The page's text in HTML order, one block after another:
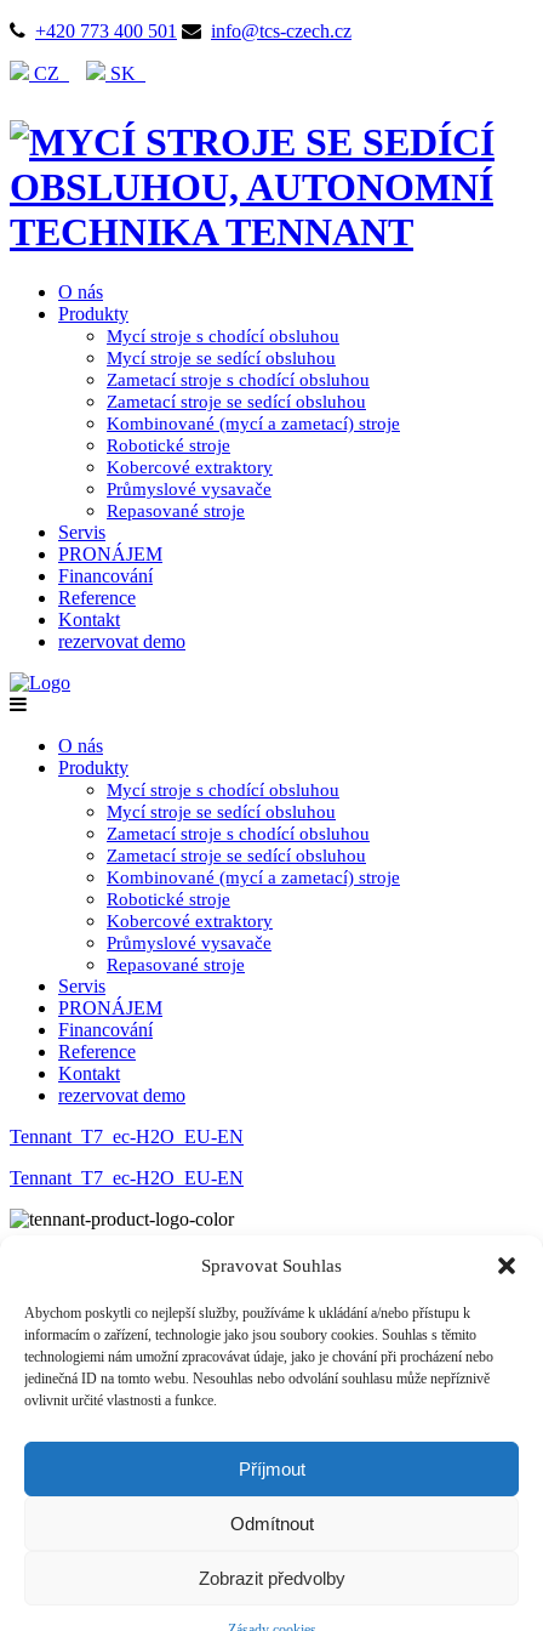
Spravovat Souhlas
Abychom poskytli co nejlepší služby, používáme k ukládání a/nebo přístupu k
informacím o zařízení, technologie jako jsou soubory cookies. Souhlas s těmito
technologiemi nám umožní zpracovávat údaje, jako je chování při procházení nebo
jedinečná ID na tomto webu. Nesouhlas nebo odvolání souhlasu může nepříznivě
ovlivnit určité vlastnosti a funkce.
Příjmout
Odmítnout
Zobrazit předvolby
+420 773 400 501 info@tcs-czech.cz
CZ SK
O nás
Produkty
Mycí stroje s chodící obsluhou
Mycí stroje se sedící obsluhou
Zametací stroje s chodící obsluhou
Zametací stroje se sedící obsluhou
Kombinované (mycí a zametací) stroje
Robotické stroje
Kobercové extraktory
Průmyslové vysavače
Repasované stroje
Servis
PRONÁJEM
Financování
Reference
Kontakt
rezervovat demo
O nás
Produkty
Mycí stroje s chodící obsluhou
Mycí stroje se sedící obsluhou
Zametací stroje s chodící obsluhou
Zametací stroje se sedící obsluhou
Kombinované (mycí a zametací) stroje
Robotické stroje
Kobercové extraktory
Průmyslové vysavače
Repasované stroje
Servis
PRONÁJEM
Financování
Reference
Kontakt
rezervovat demo
Tennant_T7_ec-H2O_EU-EN
Tennant_T7_ec-H2O_EU-EN
PRODUKTY
PRONÁJEM
FINANCOVÁNÍ
RERERENCE
KONTAKT
+420 773 400 501
Tennant Česká republika, s.r.o